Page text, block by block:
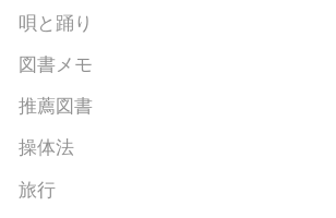
唄と踊り
図書メモ
推薦図書
操体法
旅行